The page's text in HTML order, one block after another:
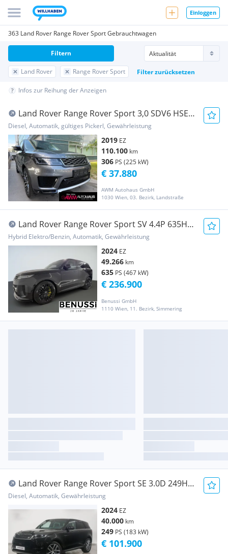
Einloggen
363 Land Rover Range Rover Sport Gebrauchtwagen
Land Rover Range Rover Sport Filter zurücksetzen
Filtern
Infos zur Reihung der Anzeigen
Land Rover Range Rover Sport 3,0 SDV6 HSE
Aut.
Diesel, Automatik, gültiges Pickerl, Gewährleistung
2019 EZ
110.100 km
306 PS (225 kW)
AWM Autohaus GmbH
1030 Wien, 03. Bezirk, Landstraße
€ 37.880
Land Rover Range Rover Sport SV 4.4P 635HP
AWD A8 MHEV
Hybrid Elektro/Benzin, Automatik, Gewährleistung
2024 EZ
49.266 km
635 PS (467 kW)
Benussi GmbH
1110 Wien, 11. Bezirk, Simmering
€ 236.900
Land Rover Range Rover Sport SE 3.0D 249HP
4WD A8 MHEV
Diesel, Automatik, Gewährleistung
2024 EZ
40.000 km
249 PS (183 kW)
€ 101.900